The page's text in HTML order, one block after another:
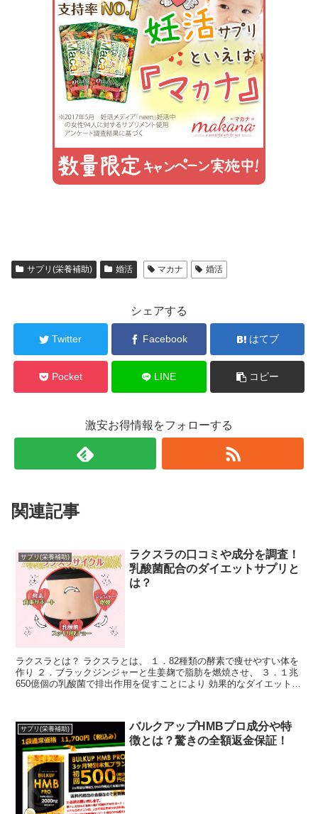
サプリ(栄養補助) 婚活 マカナ 婚活
シェアする
Twitter Facebook はてブ
Pocket LINE コピー
激安お得情報をフォローする
関連記事
サプリ(栄養補助)
ラクスラの口コミや成分を調査！
乳酸菌配合のダイエットサプリと
は？
ラクスラとは？ ラクスラとは、 １．82種類の酵素で痩せやすい体を
作り ２．ブラックジンジャーと生姜麹で脂肪を燃焼させ、 ３．１兆
650億個の乳酸菌で排出作用を促すことにより 効果的なダイエットを
サプリ(栄養補助)
バルクアップHMBプロ成分や特
徴とは？驚きの全額返金保証！